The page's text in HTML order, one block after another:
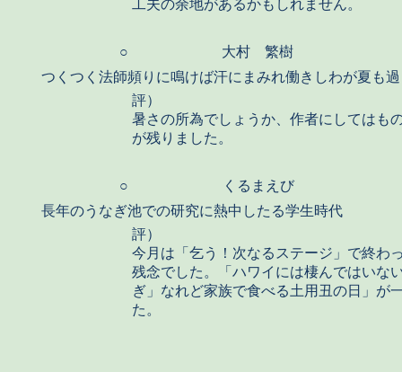
工夫の余地があるかもしれません。
○
大村 繁樹
つくつく法師頻りに鳴けば汗にまみれ働きしわが夏も
評）
暑さの所為でしょうか、作者にしてはも
が残りました。
○
くるまえび
長年のうなぎ池での研究に熱中したる学生時代
評）
今月は「乞う！次なるステージ」で終わ
残念でした。「ハワイには棲んではいな
ぎ」なれど家族で食べる土用丑の日」が
た。